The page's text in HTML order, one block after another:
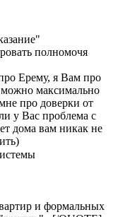
полномочя
Ерему, я Вам про
максимально
про доверки от
у Вас проблема с
дома вам никак не
и формальных